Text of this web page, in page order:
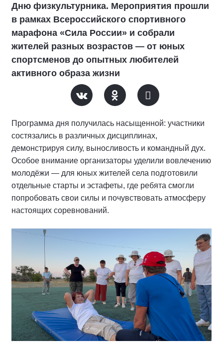
Дню физкультурника. Мероприятия прошли
в рамках Всероссийского спортивного
марафона «Сила России» и собрали
жителей разных возрастов — от юных
спортсменов до опытных любителей
активного образа жизни
Программа дня получилась насыщенной: участники
состязались в различных дисциплинах,
демонстрируя силу, выносливость и командный дух.
Особое внимание организаторы уделили вовлечению
молодёжи — для юных жителей села подготовили
отдельные старты и эстафеты, где ребята смогли
попробовать свои силы и почувствовать атмосферу
настоящих соревнований.